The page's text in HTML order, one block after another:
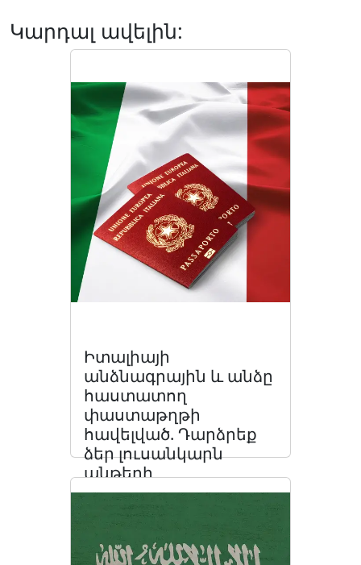
Կարդալ ավելին:
Իտալիայի
անձնագրային և անձը
հաստատող
փաստաթղթի
հավելված. Դարձրեք
ձեր լուսանկարն
անթերի